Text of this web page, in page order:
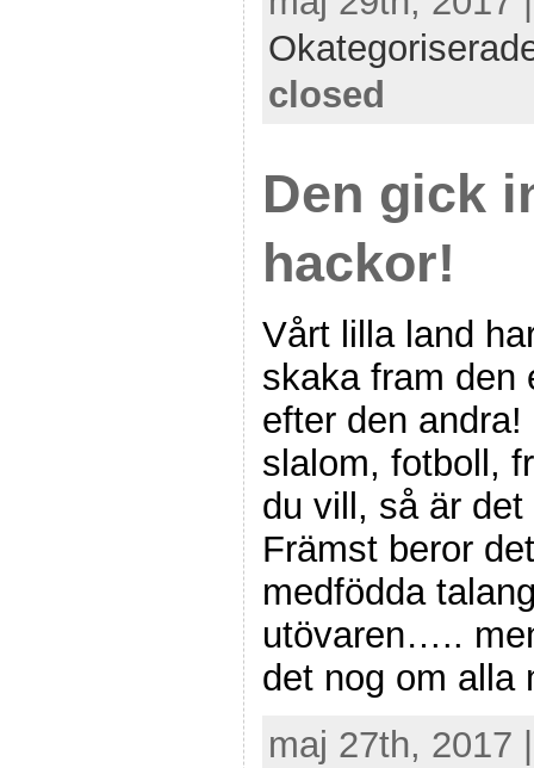
closed
Den gick
hackor!
Vårt lilla land
skaka fram den
efter den
slalom, fotboll,
du vill, så är
Främst beror
medfödda
utövaren…..
det nog om
maj 27th, 2017